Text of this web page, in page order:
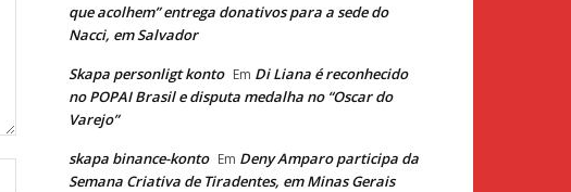
Nome:*
que acolhem” entrega donativos para a sede do
Nacci, em Salvador
Skapa personligt konto Em Di Liana é reconhecido
no POPAI Brasil e disputa medalha no “Oscar do
Varejo”
skapa binance-konto Em Deny Amparo participa da
Semana Criativa de Tiradentes, em Minas Gerais